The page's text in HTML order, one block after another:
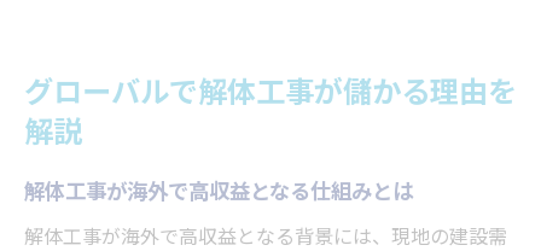
グローバルで解体工事が儲かる理由を
解説
解体工事が海外で高収益となる仕組みとは
解体工事が海外で高収益となる背景には、現地の建設需